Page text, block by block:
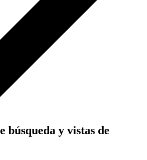
búsqueda y vistas de